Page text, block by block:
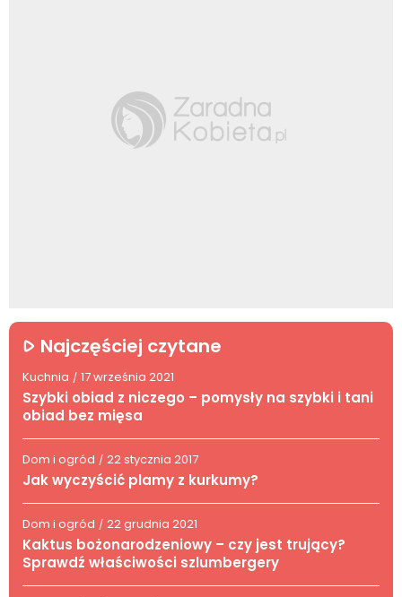
Najczęściej czytane
Kuchnia / 17 września 2021
Szybki obiad z niczego – pomysły na szybki i tani
obiad bez mięsa
Dom i ogród / 22 stycznia 2017
Jak wyczyścić plamy z kurkumy?
Dom i ogród / 22 grudnia 2021
Kaktus bożonarodzeniowy – czy jest trujący?
Sprawdź właściwości szlumbergery